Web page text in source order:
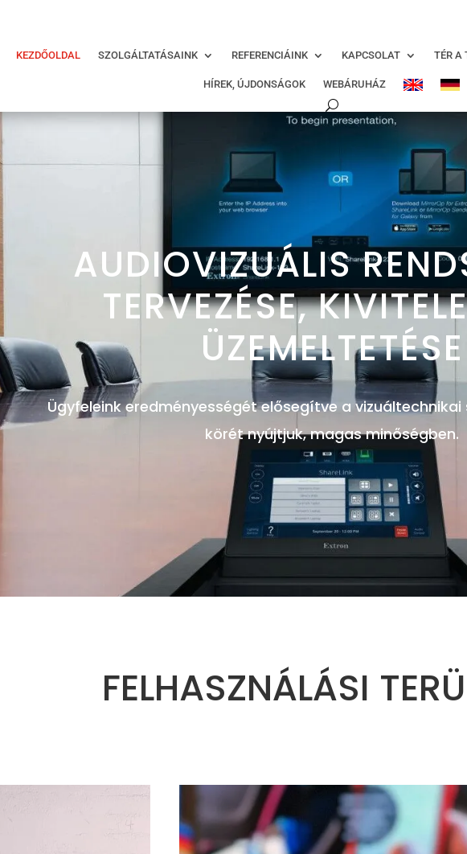
KEZDŐOLDAL SZOLGÁLTATÁSAINK REFERENCIÁINK KAPCSOLAT TÉR A
HÍREK, ÚJDONSÁGOK WEBÁRUHÁZ
AUDIOVIZUÁLIS
TERVEZÉSE,
ÜZEMELTETÉSE
Ügyfeleink eredményességét elősegítve a
körét nyújtjuk, magas minőségben.
FELHASZNÁLÁSI